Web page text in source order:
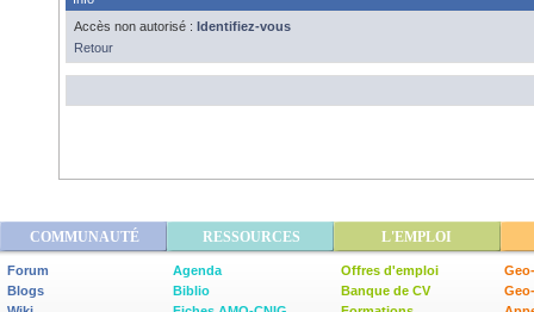
Accès non autorisé : Identifiez-vous
Retour
COMMUNAUTÉ RESSOURCES L'EMPLOI
Forum
Blogs
Agenda
Biblio
Offres d'emploi
Banque de CV